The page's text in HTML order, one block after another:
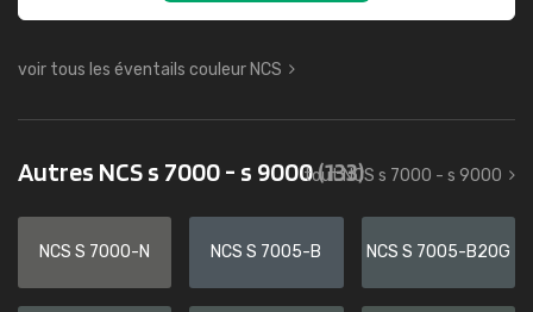
voir tous les éventails couleur NCS
Autres NCS s 7000 - s 9000(133)
tout NCS s 7000 - s 9000
NCS S 7000-N NCS S 7005-B NCS S 7005-B20G